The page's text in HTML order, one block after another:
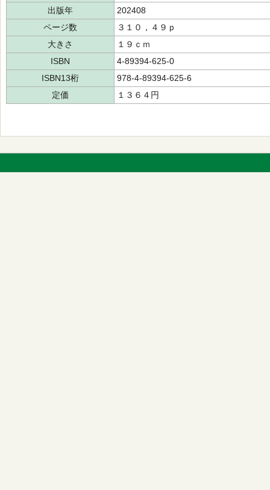
出版年
202408
ページ数
３１０，４９ｐ
大きさ
１９ｃｍ
ISBN
4-89394-625-0
ISBN13桁
978-4-89394-625-6
定価
１３６４円